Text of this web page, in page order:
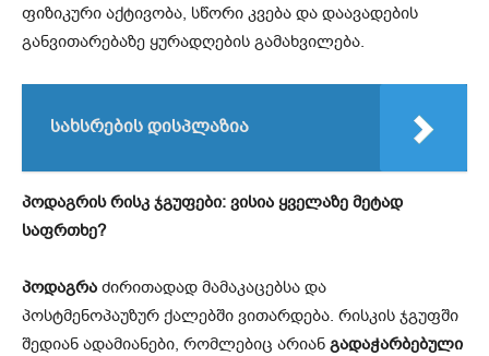
ფიზიკური აქტივობა, სწორი კვება და დაავადების
განვითარებაზე ყურადღების გამახვილება.
სახსრების დისპლაზია
პოდაგრის რისკ ჯგუფები: ვისია ყველაზე მეტად
საფრთხე?
პოდაგრა ძირითადად მამაკაცებსა და
პოსტმენოპაუზურ ქალებში ვითარდება. რისკის ჯგუფში
შედიან ადამიანები, რომლებიც არიან გადაჭარბებული